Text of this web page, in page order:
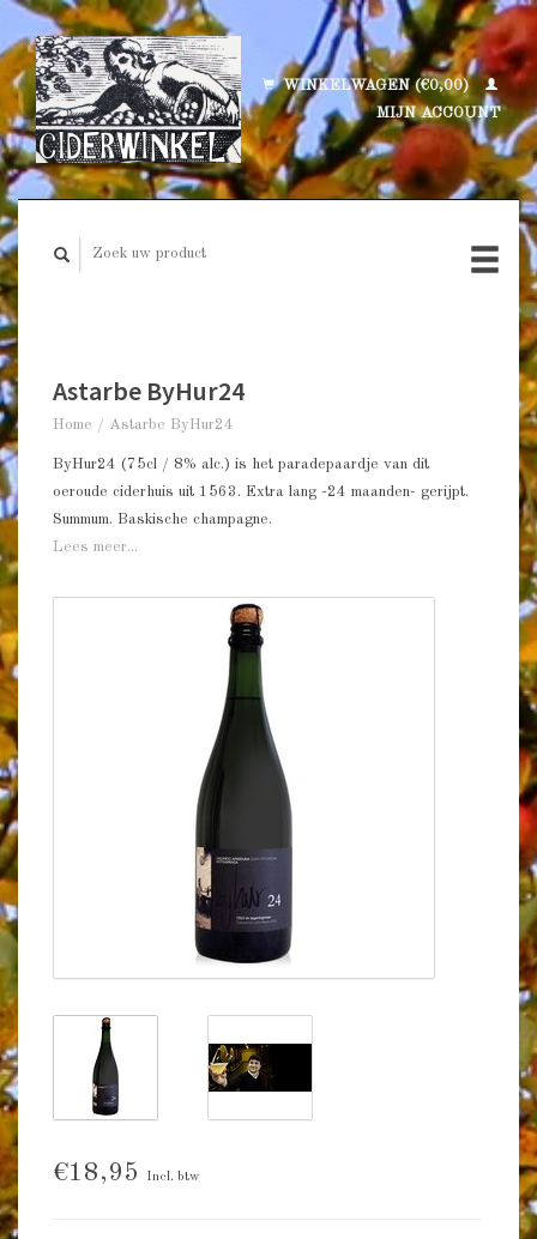
WINKELWAGEN (€0,00)
MIJN ACCOUNT
Astarbe ByHur24
Home / Astarbe ByHur24
ByHur24 (75cl / 8% alc.) is het paradepaardje van dit
oeroude ciderhuis uit 1563. Extra lang -24 maanden- gerijpt.
Summum. Baskische champagne.
Lees meer...
€18,95 Incl. btw